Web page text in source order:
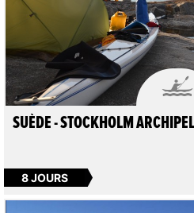

SUÈDE - STOCKHOLM
8 JOURS